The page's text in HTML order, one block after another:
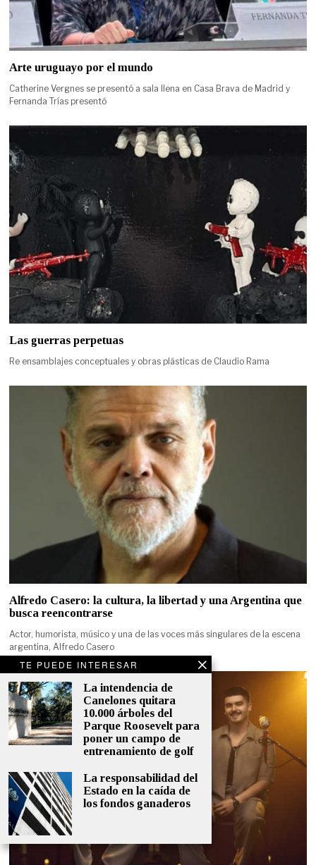
TE PUEDE INTERESAR
La intendencia de
Canelones quitara
10.000 árboles del
Parque Roosevelt para
poner un campo de
entrenamiento de golf
La responsabilidad del
Estado en la caída de
los fondos ganaderos
Arte uruguayo por el mundo
Catherine Vergnes se presentó a sala llena en Casa Brava de Madrid y
Fernanda Trías presentó
Las guerras perpetuas
Re ensamblajes conceptuales y obras plásticas de Claudio Rama
Alfredo Casero: la cultura, la libertad y una Argentina que
busca reencontrarse
Actor, humorista, músico y una de las voces más singulares de la escena
argentina, Alfredo Casero